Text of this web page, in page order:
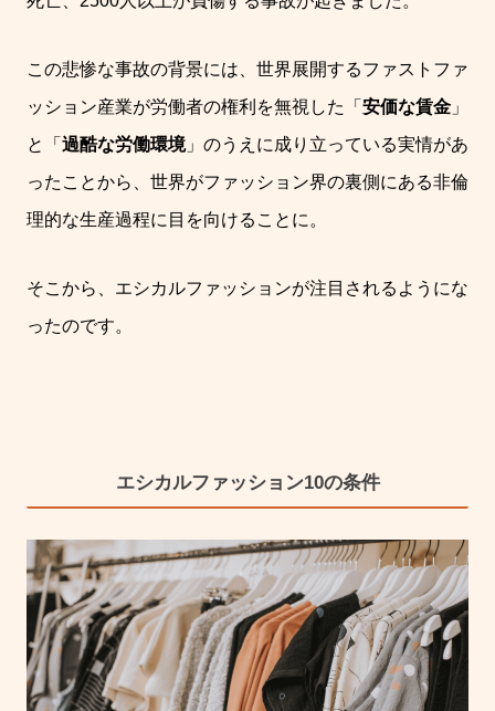
この悲惨な事故の背景には、 世界展開するファストファ
ッション産業が労働者の権利を無視した「 安価な賃金 」
と「 過酷な労働環境」のうえに成り立っている実情があ
ったことから
、世界がファッション界の裏側にある非倫
理的な生産過程に目を向けることに。
そこから、エシカルファッションが注目されるようにな
ったのです。
エシカルファッション10の条件